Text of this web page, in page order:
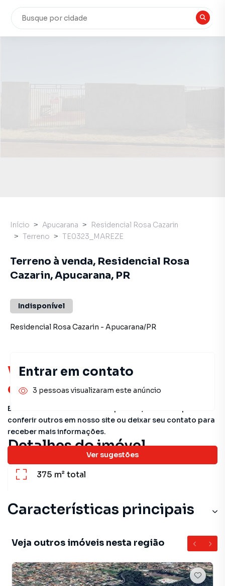
Você pode encontrar novas
oportunidades!
Este imóvel não está mais disponível, mas você pode
conferir outros em nosso site ou deixar seu contato para
receber mais informações.
Ver sugestões
Detalhes do imóvel
375 m²total
Características principais
Veja outros imóveis nesta região
Início Apucarana
Residencial Rosa Cazarin
Terreno
TE0323_MAREZE
Terreno à venda, Residencial Rosa
Cazarin, Apucarana, PR
Indisponível
Residencial Rosa Cazarin - Apucarana/PR
Entrar em contato
3 pessoas visualizaram este anúncio